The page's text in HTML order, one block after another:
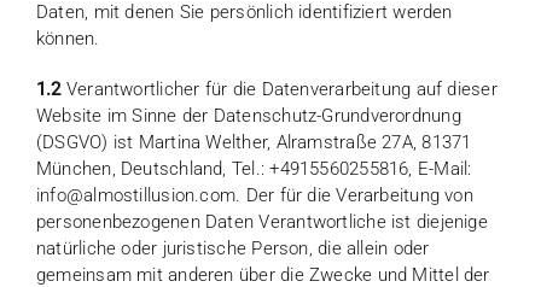
Daten, mit denen Sie persönlich identifiziert werden
können.
1.2Verantwortlicher für die Datenverarbeitung auf dieser
Website im Sinne der Datenschutz-Grundverordnung
(DSGVO) ist Martina Welther, Alramstraße 27A, 81371
München, Deutschland, Tel.: +4915560255816, E-Mail:
info@almostillusion.com. Der für die Verarbeitung von
personenbezogenen Daten Verantwortliche ist diejenige
natürliche oder juristische Person, die allein oder
gemeinsam mit anderen über die Zwecke und Mittel der